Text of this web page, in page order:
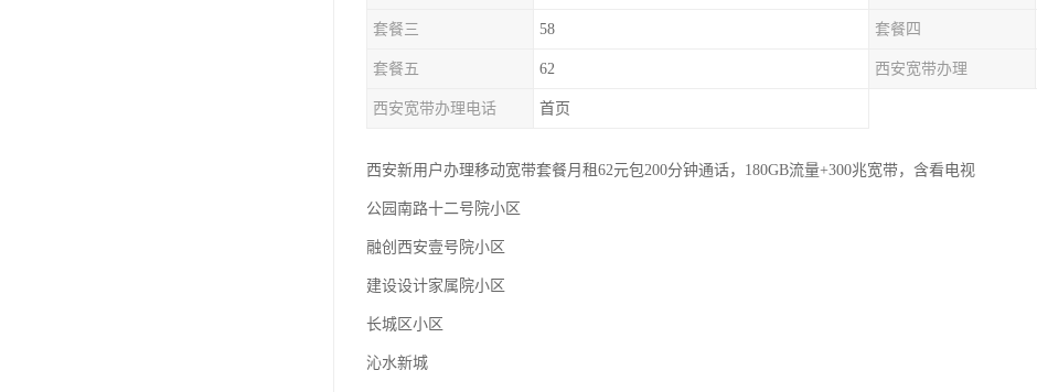
套餐三 58 套餐四
套餐五 62 西安宽带办理
西安宽带办理电话 首页
西安新用户办理移动宽带套餐月租62元包200分钟通话，180GB流量+300兆宽带，含看电视
公园南路十二号院小区
融创西安壹号院小区
建设设计家属院小区
长城区小区
沁水新城